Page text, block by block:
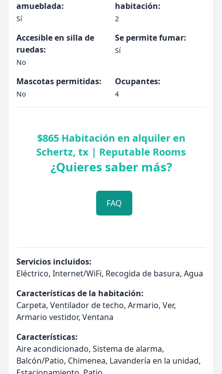
amueblada:
Sí
habitación:
2
Accesible en silla de
ruedas:
No
Se permite fumar:
Sí
Mascotas permitidas:
No
Ocupantes:
4
$865 Habitación en alquiler en
Schertz, tx | Reputable Rooms
¿Quieres saber más?
FAQ
Servicios incluidos:
Eléctrico, Internet/WiFi, Recogida de basura, Agua
Características de la habitación:
Carpeta, Ventilador de techo, Armario, Ver,
Armario vestidor, Ventana
Características:
Aire acondicionado, Sistema de alarma,
Balcón/Patio, Chimenea, Lavandería en la unidad,